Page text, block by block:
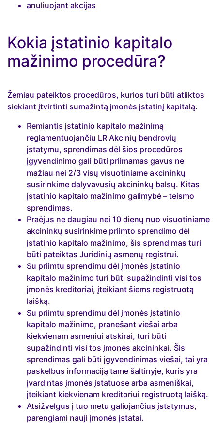
anuliuojant akcijas
Kokia įstatinio kapitalo
mažinimo procedūra?
Žemiau pateiktos procedūros, kurios turi būti atliktos
siekiant įtvirtinti sumažintą įmonės įstatinį kapitalą.
Remiantis įstatinio kapitalo mažinimą
reglamentuojančiu LR Akcinių bendrovių
įstatymu, sprendimas dėl šios procedūros
įgyvendinimo gali būti priimamas gavus ne
mažiau nei 2/3 visų visuotiniame akcininkų
susirinkime dalyvavusių akcininkų balsų. Kitas
įstatinio kapitalo mažinimo galimybė – teismo
sprendimas.
Praėjus ne daugiau nei 10 dienų nuo visuotiniame
akcininkų susirinkime priimto sprendimo dėl
įstatinio kapitalo mažinimo, šis sprendimas turi
būti pateiktas Juridinių asmenų registrui.
Su priimtu sprendimu dėl įmonės įstatinio
kapitalo mažinimo turi būti supažindinti visi tos
įmonės kreditoriai, įteikiant šiems registruotą
laišką.
Su priimtu sprendimu dėl įmonės įstatinio
kapitalo mažinimo, pranešant viešai arba
kiekvienam asmeniui atskirai, turi būti
supažindinti visi tos įmonės akcininkai. Šis
sprendimas gali būti įgyvendinimas viešai, tai yra
paskelbus informaciją tame šaltinyje, kuris yra
įvardintas įmonės įstatuose arba asmeniškai,
įteikiant kiekvienam kreditoriui registruotą laišką.
Atsižvelgus į tuo metu galiojančius įstatymus,
parengiami nauji įmonės įstatai.